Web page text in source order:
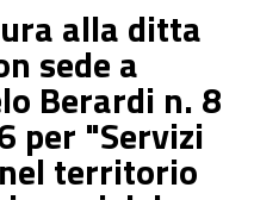
alla ditta
sede a
Berardi n. 8
per "Servizi
territorio